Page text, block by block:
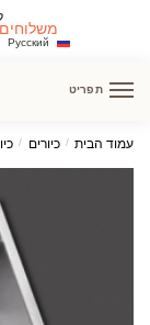
Русский
תפריט
עמוד הבית / כיורים /